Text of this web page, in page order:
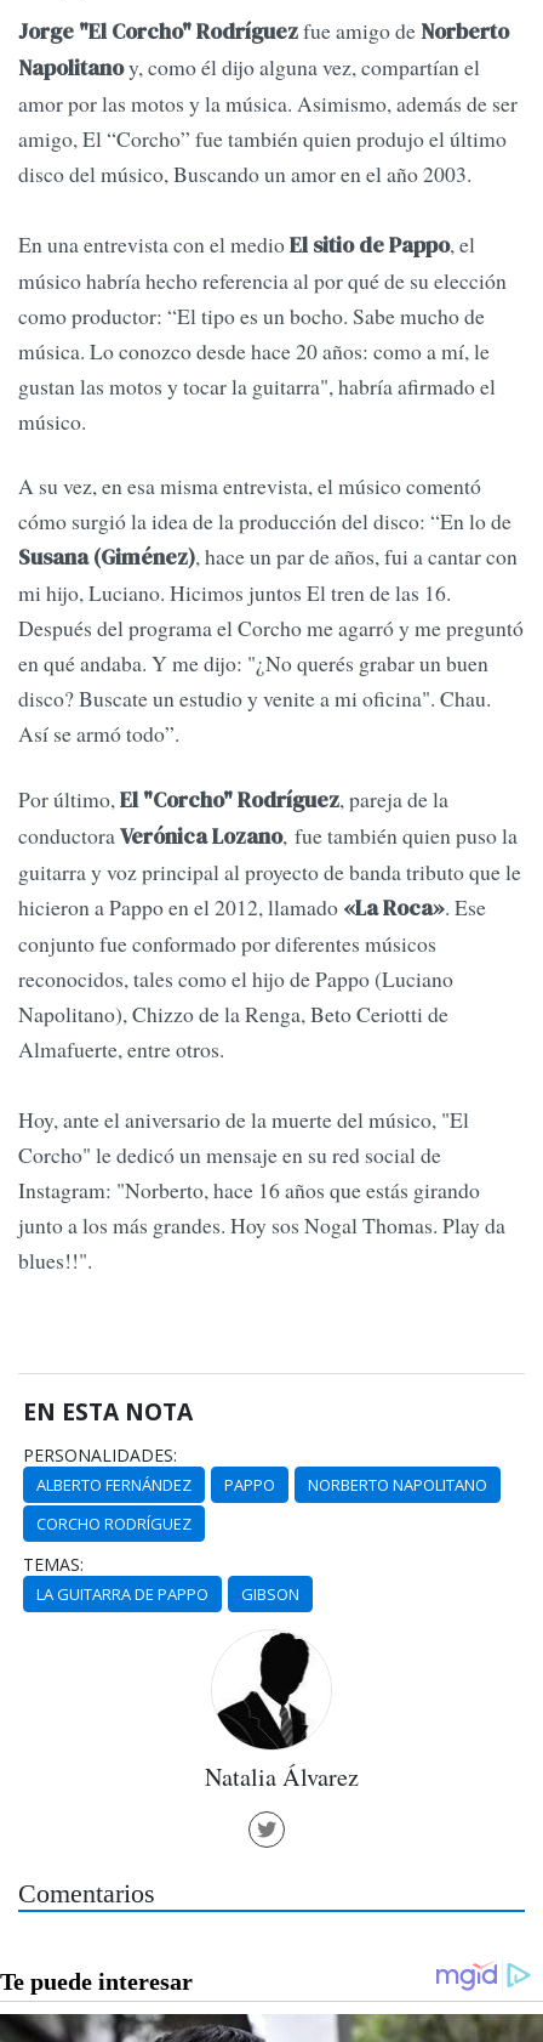
Jorge "El Corcho" Rodríguezfue amigo deNorberto
Napolitanoy, como él dijo alguna vez, compartían el
amor por las motos y la música. Asimismo, además de ser
amigo, El “Corcho” fue también quien produjo el último
disco del músico, Buscando un amor en el año 2003.
En una entrevista con el medioEl sitio de Pappo, el
músico habría hecho referencia al por qué de su elección
como productor: “El tipo es un bocho. Sabe mucho de
música. Lo conozco desde hace 20 años: como a mí, le
gustan las motos y tocar la guitarra", habría afirmado el
músico.
A su vez, en esa misma entrevista, el músico comentó
cómo surgió la idea de la producción del disco: “En lo de
Susana (Giménez), hace un par de años, fui a cantar con
mi hijo, Luciano. Hicimos juntos El tren de las 16.
Después del programa el Corcho me agarró y me preguntó
en qué andaba. Y me dijo: "¿No querés grabar un buen
disco? Buscate un estudio y venite a mi oficina". Chau.
Así se armó todo”.
Por último,El "Corcho" Rodríguez, pareja de la
conductoraVerónica Lozano, fue también quien puso la
guitarra y voz principal al proyecto de banda tributo que le
hicieron a Pappo en el 2012, llamado «La Roca». Ese
conjunto fue conformado por diferentes músicos
reconocidos, tales como el hijo de Pappo (Luciano
Napolitano), Chizzo de la Renga, Beto Ceriotti de
Almafuerte, entre otros.
Hoy, ante el aniversario de la muerte del músico, "El
Corcho" le dedicó un mensaje en su red social de
Instagram: "Norberto, hace 16 años que estás girando
junto a los más grandes. Hoy sos Nogal Thomas. Play da
blues!!".
EN ESTA NOTA
PERSONALIDADES:
ALBERTO FERNÁNDEZ PAPPO
NORBERTO NAPOLITANO
CORCHO RODRÍGUEZ
TEMAS:
LA GUITARRA DE PAPPO GIBSON
Natalia Álvarez
Comentarios